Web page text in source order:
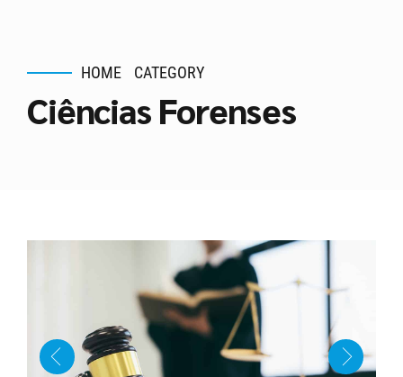
HOME CATEGORY
Ciências Forenses